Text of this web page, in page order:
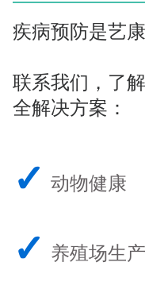
疾病预防是艺康
联系我们，了
全解决方案：
✓ 动物健康
✓ 养殖场生